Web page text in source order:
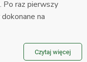
Po raz pierwszy
na
Czytaj więcej